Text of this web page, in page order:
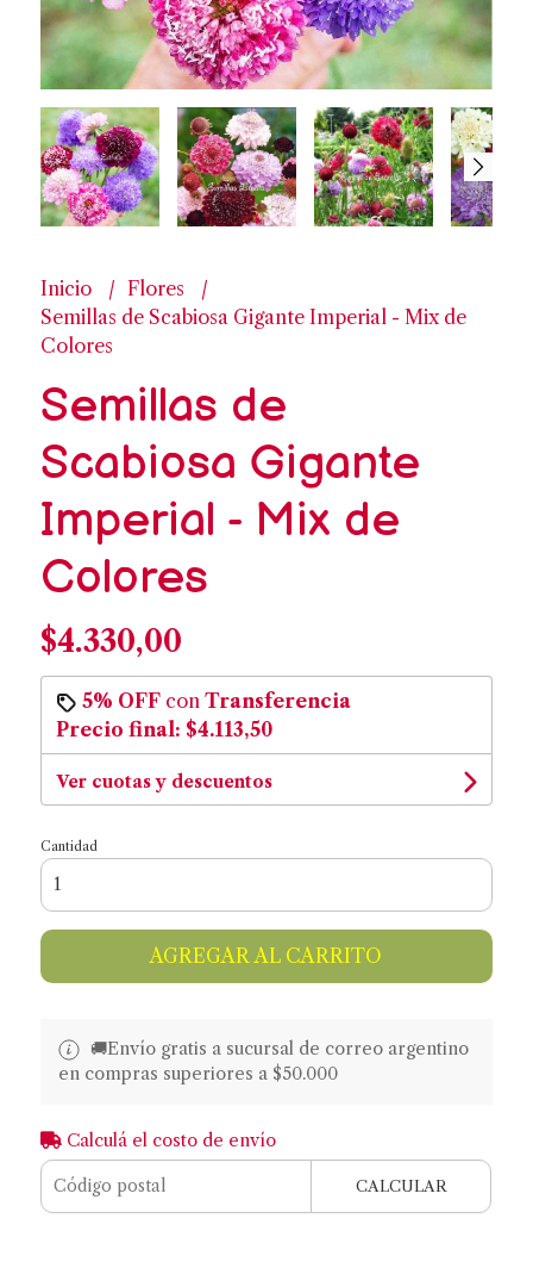
Inicio
Flores
Semillas de Scabiosa Gigante Imperial - Mix de
Colores
Semillas de
Scabiosa Gigante
Imperial - Mix de
Colores
$4.330,00
5% OFFcon Transferencia
Precio final: $4.113,50
Ver cuotas y descuentos
Cantidad
AGREGAR AL CARRITO
🚚​​Envío gratis a sucursal de correo argentino
en compras superiores a $50.000
Calculá el costo de envío
CALCULAR